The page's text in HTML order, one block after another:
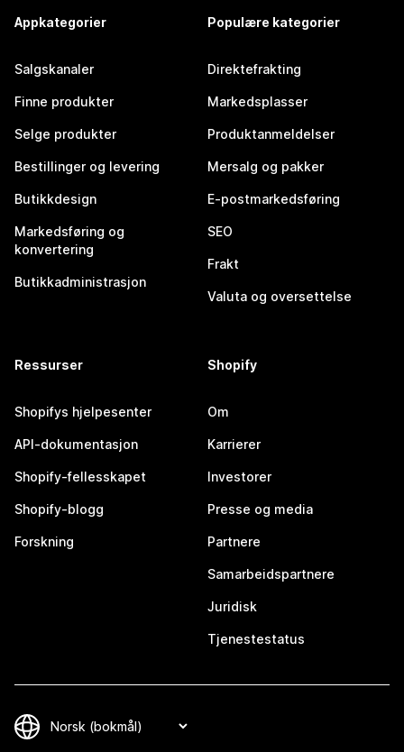
Appkategorier
Salgskanaler
Finne produkter
Selge produkter
Bestillinger og levering
Butikkdesign
Markedsføring og
konvertering
Butikkadministrasjon
Populære kategorier
Direktefrakting
Markedsplasser
Produktanmeldelser
Mersalg og pakker
E-postmarkedsføring
SEO
Frakt
Valuta og oversettelse
Ressurser
Shopifys hjelpesenter
API-dokumentasjon
Shopify-fellesskapet
Shopify-blogg
Forskning
Shopify
Om
Karrierer
Investorer
Presse og media
Partnere
Samarbeidspartnere
Juridisk
Tjenestestatus